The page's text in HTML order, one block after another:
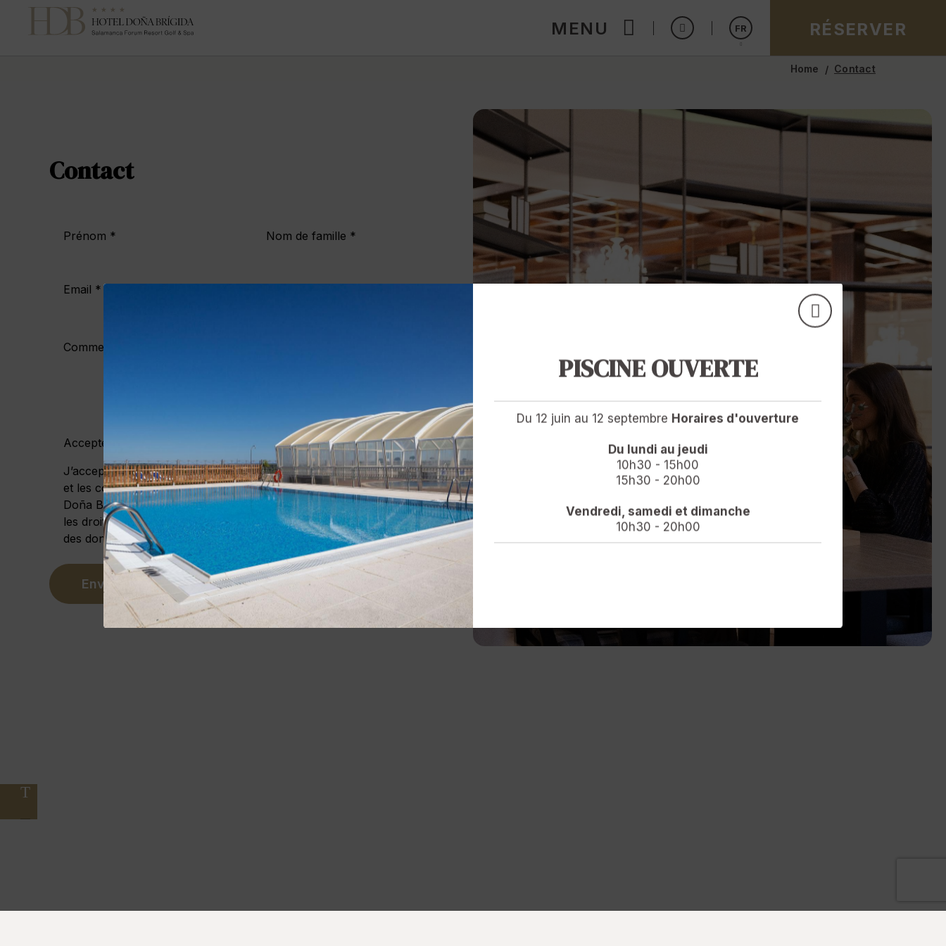
MENU FR
Português
RÉSERVER
Home Contact
Contact
Prénom * Nom de famille *
Email *
Commentaires
Accepter
politique de confidentialité
J’accepte l’utilisation de mes données personnelles pour la publicité
et les communications électroniques basées sur mon profil par Hotel
Doña Brígida ainsi que GOOGLE/FACEBOOK. Pour en savoir plus sur
les droits de protection de données et les garanties pour le transfert
des données, voir la politique de confidentialité.
Envoyer
PISCINE OUVERTE
Du 12 juin au 12 septembre Horaires d'ouverture
Du lundi au jeudi
10h30 - 15h00
15h30 - 20h00
Vendredi, samedi et dimanche
10h30 - 20h00